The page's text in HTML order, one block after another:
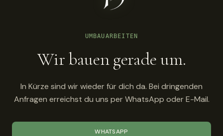
UMBAUARBEITEN
Wir bauen gerade um.
In Kürze sind wir wieder für dich da. Bei dringenden
Anfragen erreichst du uns per WhatsApp oder E-Mail.
WHATSAPP